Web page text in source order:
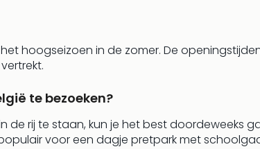
hoogseizoen in de zomer. De
te bezoeken?
de rij te staan, kun je het best doordeweeks
voor een dagje pretpark met